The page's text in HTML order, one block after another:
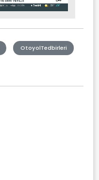
OtoyolTedbirleri